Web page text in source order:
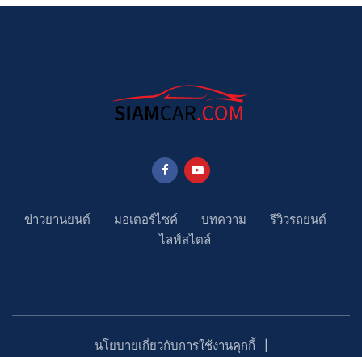
ข่าวยานยนต์ มอเตอร์ไซค์ บทความ
รีวิวรถยนต์
ไลฟ์สไตล์
นโยบายเกี่ยวกับการใช้งานคุกกี้